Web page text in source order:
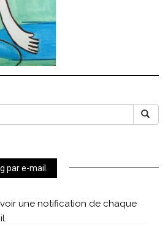
par e-mail.
une notification de chaque